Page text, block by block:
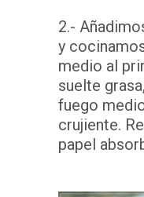
2.-
y
medio al
suelte
fuego
crujiente.
papel